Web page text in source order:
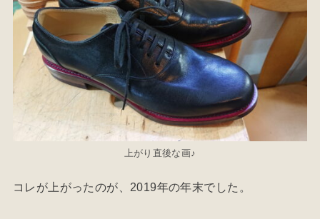
上がり直後な画♪
コレが上がったのが、2019年の年末でした。